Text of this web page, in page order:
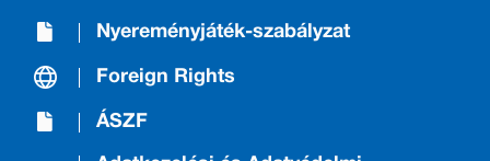
Nyereményjáték-szabályzat
Foreign Rights
ÁSZF